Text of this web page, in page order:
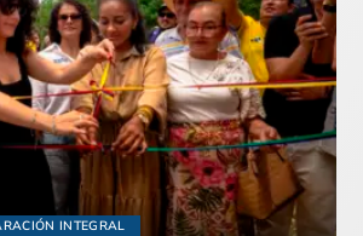
INTEGRAL